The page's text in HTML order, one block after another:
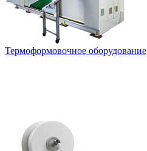
Термоформовочное оборудование